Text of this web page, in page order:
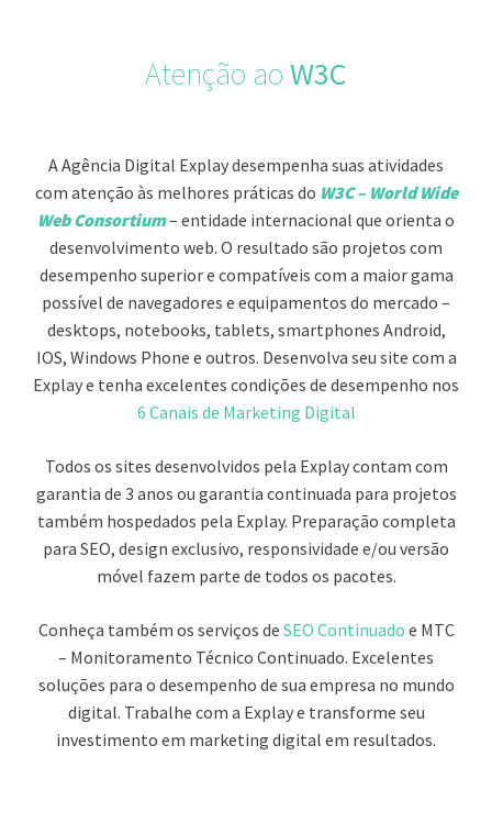
Atenção aoW3C
A Agência Digital Explay desempenha suas atividades
com atenção às melhores práticas do W3C – World Wide
Web Consortium– entidade internacional que orienta o
desenvolvimento web. O resultado são projetos com
desempenho superior e compatíveis com a maior gama
possível de navegadores e equipamentos do mercado –
desktops, notebooks, tablets, smartphones Android,
IOS, Windows Phone e outros. Desenvolva seu site com a
Explay e tenha excelentes condições de desempenho nos
6 Canais de Marketing Digital
Todos os sites desenvolvidos pela Explay contam com
garantia de 3 anos ou garantia continuada para projetos
também hospedados pela Explay. Preparação completa
para SEO, design exclusivo, responsividade e/ou versão
móvel fazem parte de todos os pacotes.
Conheça também os serviços de SEO Continuado e MTC
– Monitoramento Técnico Continuado. Excelentes
soluções para o desempenho de sua empresa no mundo
digital. Trabalhe com a Explay e transforme seu
investimento em marketing digital em resultados.